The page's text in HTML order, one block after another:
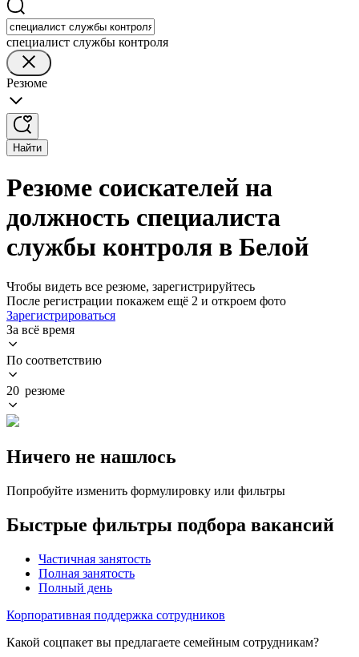
специалист службы контроля
Резюме
Найти
Резюме соискателей на
должность специалиста
службы контроля в Белой
Чтобы видеть все резюме, зарегистрируйтесь
После регистрации покажем ещё 2 и откроем фото
Зарегистрироваться
За всё время
По соответствию
20 резюме
Ничего не нашлось
Попробуйте изменить формулировку или фильтры
Быстрые фильтры подбора вакансий
Частичная занятость
Полная занятость
Полный день
Корпоративная поддержка сотрудников
Какой соцпакет вы предлагаете семейным сотрудникам?